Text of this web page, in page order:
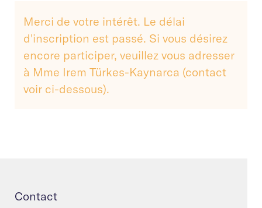
Merci de votre intérêt. Le délai
d'inscription est passé. Si vous désirez
encore participer, veuillez vous adresser
à Mme Irem Türkes-Kaynarca (contact
voir ci-dessous).
Contact